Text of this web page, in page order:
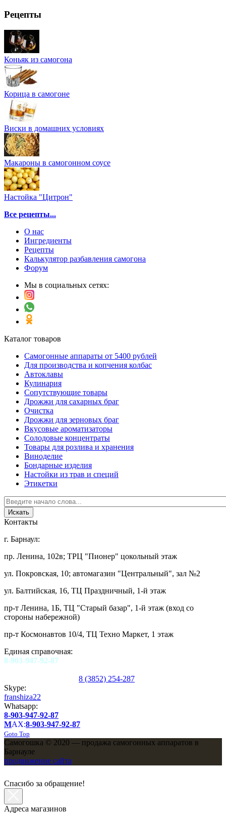
Рецепты
Коньяк из самогона
Корица в самогоне
Виски в домашних условиях
Макароны в самогонном соусе
Настойка "Цитрон"
Все рецепты...
О нас
Ингредиенты
Рецепты
Калькулятор разбавления самогона
Форум
Мы в социальных сетях:
Каталог товаров
Самогонные аппараты от 5400 рублей
Для производства и копчения колбас
Автоклавы
Кулинария
Сопутствующие товары
Дрожжи для сахарных браг
Очистка
Дрожжи для зерновых браг
Вкусовые ароматизаторы
Солодовые концентраты
Товары для розлива и хранения
Виноделие
Бондарные изделия
Настойки из трав и специй
Этикетки
Контакты
г. Барнаул:
пр. Ленина, 102в; ТРЦ "Пионер" цокольный этаж
ул. Покровская, 10; автомагазин "Центральный", зал №2
ул. Балтийская, 16, ТЦ Праздничный, 1-й этаж
пр-т Ленина, 1Б, ТЦ "Старый базар", 1-й этаж (вход со
стороны набережной)
пр-т Космонавтов 10/4, ТЦ Техно Маркет, 1 этаж
Единая справочная:
8-903-947-92-87
8 (3852) 254-287
Skype:
franshiza22
Whatsapp:
8-903-947-92-87
MAX:8-903-947-92-87
Goto Top
Самогошка © 2020 — продажа самогонных аппаратов в
Барнауле
продвижение сайта
Спасибо за обращение!
Адреса магазинов